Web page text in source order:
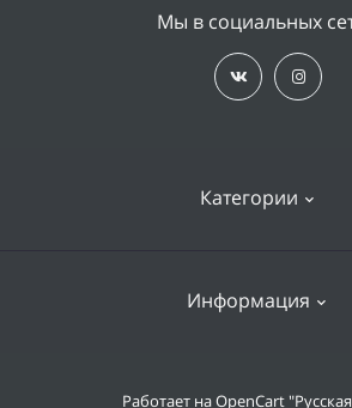
Категории
Информация
Доставка и оплата
Мы в социальных
Работает наOpenCart